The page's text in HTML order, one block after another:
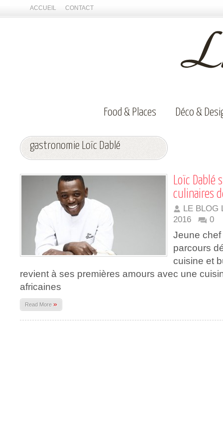
ACCUEIL CONTACT
Food & Places Déco &
gastronomie Loïc Dablé
Loïc Dablé
culinaires
LE BLOG
2016
0
Jeune
parcours
cuisine et
revient à ses premières amours avec une
africaines
Read More »